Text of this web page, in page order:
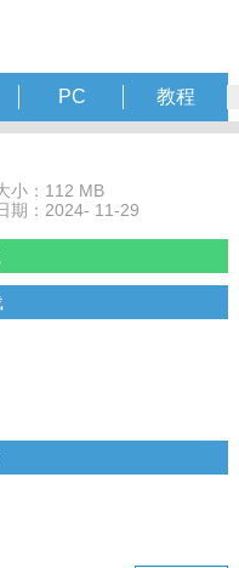
PC 教程
小：112 MB
期：2024- 11-29